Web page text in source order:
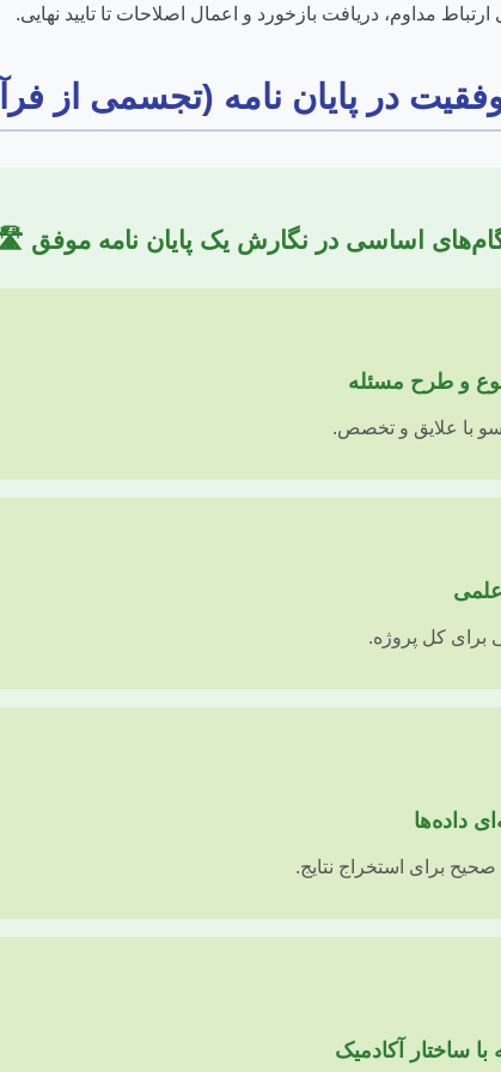
ارتباط مداوم، دریافت بازخورد و اعمال اصلاحات تا تایید نهایی.
در پایان نامه (تجسمی از
اساسی در نگارش یک پایان نامه موفق
با علایق و تخصص.
برای کل پروژه.
برای استخراج نتایج.